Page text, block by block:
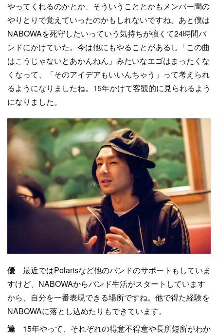
やってくれるのかとか、そういうこととかもメンバー間の
やりとりで覚えていったのかもしれないですね。あと僕は
NABOWAを死守したいっていう気持ちが強くて24時間バ
ンドにかけていた。今は他にもやることがあるし「この曲
はこうじゃないとあかんねん」みたいなエゴはまったくな
くなって、「そのアイデアもいいんちゃう」って考えられ
るようになりましたね。15年かけて客観的に見られるよう
になりました。
優 最近ではPolarisなど他のバンドのサポートもしていま
すけど、NABOWAからバンド生活がスタートしています
から、自分を一番表現できる場所ですね。他で得た経験を
NABOWAに落とし込めたりもできています。
達 15年やって、それぞれの得意不得意や長所短所がわか